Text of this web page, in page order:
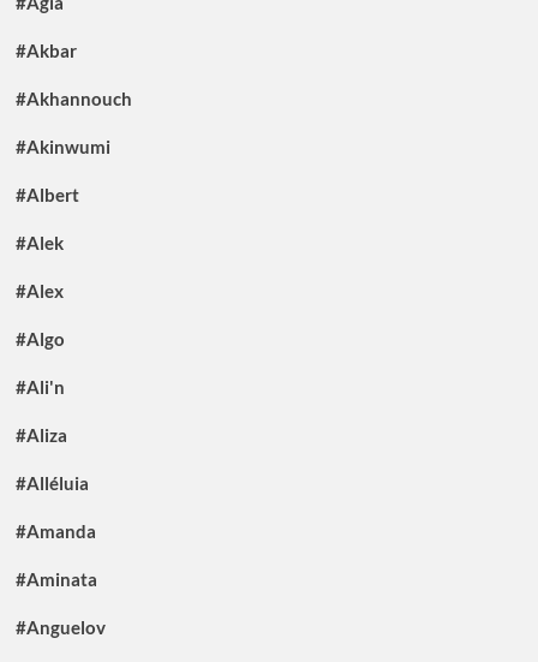
#Akbar
#Akhannouch
#Akinwumi
#Albert
#Alek
#Alex
#Algo
#Ali'n
#Aliza
#Alléluia
#Amanda
#Aminata
#Anguelov